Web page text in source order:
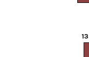
13